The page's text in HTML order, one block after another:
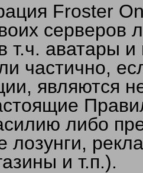
Froster
т.ч. аватары и
частично,
являются
либо
лозунги,
и т.п.).